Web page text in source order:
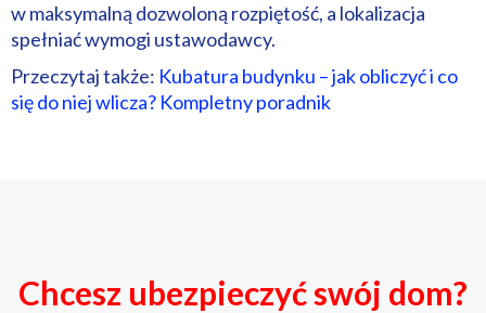
w maksymalną dozwoloną rozpiętość, a lokalizacja
spełniać wymogi ustawodawcy.
Przeczytaj także: Kubatura budynku – jak obliczyć i co
się do niej wlicza? Kompletny poradnik
Chcesz ubezpieczyć swój dom?